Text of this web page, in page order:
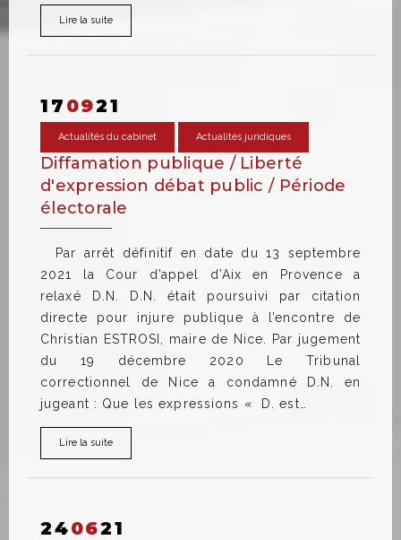
Lire la suite
17 0921
Actualités du cabinet Actualités juridiques
Diffamation publique / Liberté
d'expression débat public / Période
électorale
Par arrêt définitif en date du 13 septembre
2021 la Cour d’appel d’Aix en Provence a
relaxé D.N. D.N. était poursuivi par citation
directe pour injure publique à l’encontre de
Christian ESTROSI, maire de Nice. Par jugement
du 19 décembre 2020 Le Tribunal
correctionnel de Nice a condamné D.N. en
jugeant : Que les expressions « D. est…
Lire la suite
240621